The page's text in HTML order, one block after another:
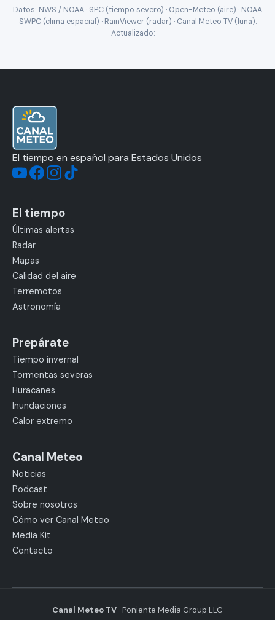
Datos: NWS / NOAA · SPC (tiempo severo) · Open-Meteo (aire) · NOAA
SWPC (clima espacial) · RainViewer (radar) · Canal Meteo TV (luna).
Actualizado: —
El tiempo en español para Estados Unidos
El tiempo
Últimas alertas
Radar
Mapas
Calidad del aire
Terremotos
Astronomía
Prepárate
Tiempo invernal
Tormentas severas
Huracanes
Inundaciones
Calor extremo
Canal Meteo
Noticias
Podcast
Sobre nosotros
Cómo ver Canal Meteo
Media Kit
Contacto
Canal Meteo TV · Poniente Media Group LLC